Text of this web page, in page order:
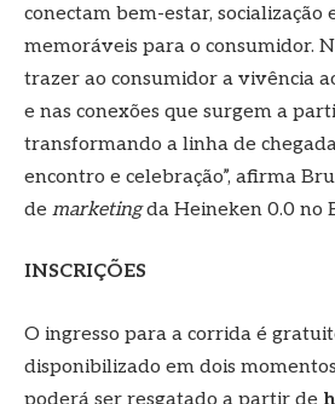
conectam bem-estar, socialização
memoráveis para o consumidor.
trazer ao consumidor a vivência
e nas conexões que surgem a
transformando a linha de
encontro e celebração”, afirma
de marketingda Heineken 0.0 no
INSCRIÇÕES
O ingresso para a corrida é
disponibilizado em dois
poderá ser resgatado a partir de